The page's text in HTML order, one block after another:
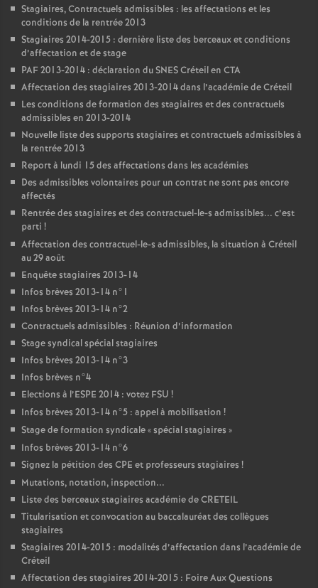
Stagiaires, Contractuels admissibles : les affectations et les
conditions de la rentrée 2013
Stagiaires 2014-2015 : dernière liste des berceaux et conditions
d’affectation et de stage
PAF2013-2014 : déclaration duSNESCréteil en CTA
Affectation des stagiaires 2013-2014 dans l’académie de Créteil
Les conditions de formation des stagiaires et des contractuels
admissibles en 2013-2014
Nouvelle liste des supports stagiaires et contractuels admissibles à
la rentrée 2013
Report à lundi 15 des affectations dans les académies
Des admissibles volontaires pour un contrat ne sont pas encore
affectés
Rentrée des stagiaires et des contractuel-le-s admissibles... c’est
parti !
Affectation des contractuel-le-s admissibles, la situation à Créteil
au 29 août
Enquête stagiaires 2013-14
Infos brèves 2013-14 n°1
Infos brèves 2013-14 n°2
Contractuels admissibles : Réunion d’information
Stage syndical spécial stagiaires
Infos brèves 2013-14 n°3
Infos brèves n°4
Elections à l’ESPE 2014 : votez FSU !
Infos brèves 2013-14 n°5 : appel à mobilisation !
Stage de formation syndicale «spécial stagiaires »
Infos brèves 2013-14 n°6
Signez la pétition des CPE et professeurs stagiaires !
Mutations, notation, inspection...
Liste des berceaux stagiaires académie deCRETEIL
Titularisation et convocation au baccalauréat des collègues
stagiaires
Stagiaires 2014-2015 : modalités d’affectation dans l’académie de
Créteil
Affectation des stagiaires 2014-2015 : Foire Aux Questions